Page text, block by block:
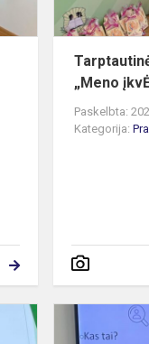
„Meno
Paskelbta:
Kategorija:
Virtuali
kelionė